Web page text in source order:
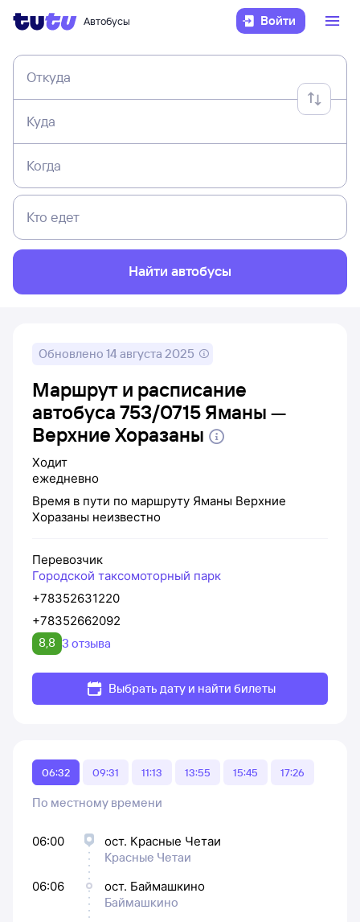
Автобусы Войти
Откуда
Куда
Когда
Кто едет
Найти автобусы
Обновлено 14 августа 2025
Маршрут и расписание
автобуса 753/0715 Яманы —
Верхние Хоразаны
Ходит
ежедневно
Время в пути по маршруту Яманы Верхние
Хоразаны неизвестно
Перевозчик
Городской таксомоторный парк
+78352631220
+78352662092
8,8 3 отзыва
Выбрать дату и найти билеты
06:32 09:31 11:13 13:55 15:45 17:26
По местному времени
06:00
ост. Красные Четаи
Красные Четаи
06:06
ост. Баймашкино
Баймашкино